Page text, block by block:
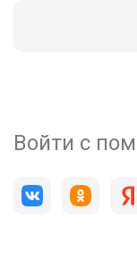
Войти с